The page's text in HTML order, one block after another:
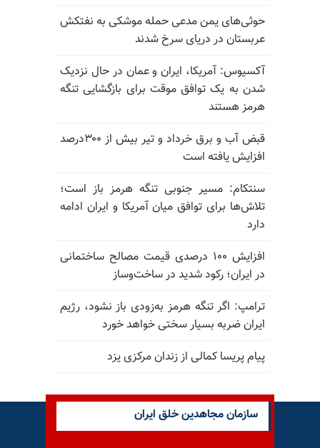
حوثی‌های یمن مدعی حمله موشکی به نفتکش
عربستان در دریای سرخ شدند
آکسیوس: آمریکا، ایران و عمان در حال نزدیک
شدن به یک توافق موقت برای بازگشایی تنگه
هرمز هستند
قبض آب و برق خرداد و تیر بیش از ۳۰۰درصد
افزایش یافته است
سنتکام: مسیر جنوبی تنگه هرمز باز است؛
تلاش‌ها برای توافق میان آمریکا و ایران ادامه
دارد
افزایش ۱۰۰ درصدی قیمت مصالح ساختمانی
در ایران؛ رکود شدید در ساخت‌وساز
ترامپ: اگر تنگه هرمز به‌زودی باز نشود، رژیم
ایران ضربه بسیار سختی خواهد خورد
پیام پریسا کمالی از زندان مرکزی یزد
سازمان مجاهدین خلق ایران